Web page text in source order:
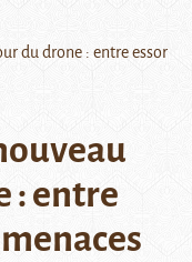
du drone : entre essor
: entre